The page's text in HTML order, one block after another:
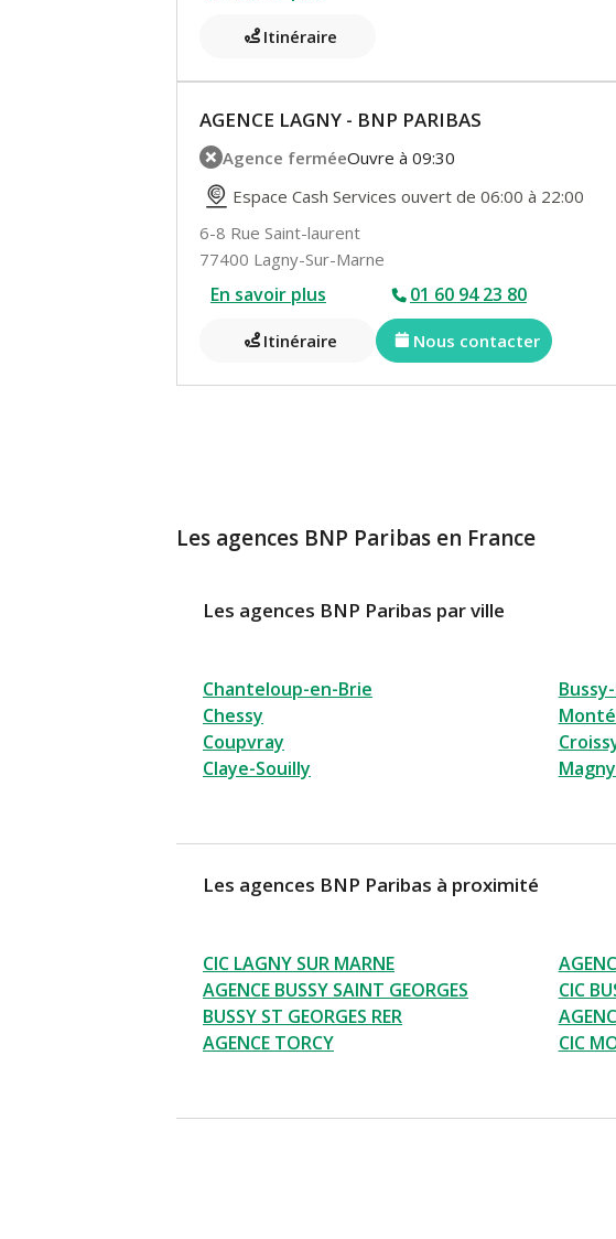
Itinéraire
AGENCE LAGNY - BNP PARIBAS
Agence ferméeOuvre à 09:30
Espace Cash Services ouvert de 06:00 à 22:00
6-8 Rue Saint-laurent
77400 Lagny-Sur-Marne
En savoir plus 01 60 94 23 80
Itinéraire Nous contacter
Les agences BNP Paribas en France
Les agences BNP Paribas par ville
Chanteloup-en-Brie
Chessy
Coupvray
Claye-Souilly
Les agences BNP Paribas à proximité
CIC LAGNY SUR MARNE
AGENCE BUSSY SAINT GEORGES
CIC
BUSSY ST GEORGES RER
AGENCE TORCY
CIC